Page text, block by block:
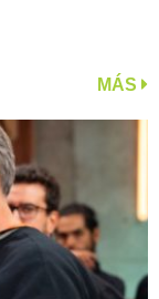
MÁS